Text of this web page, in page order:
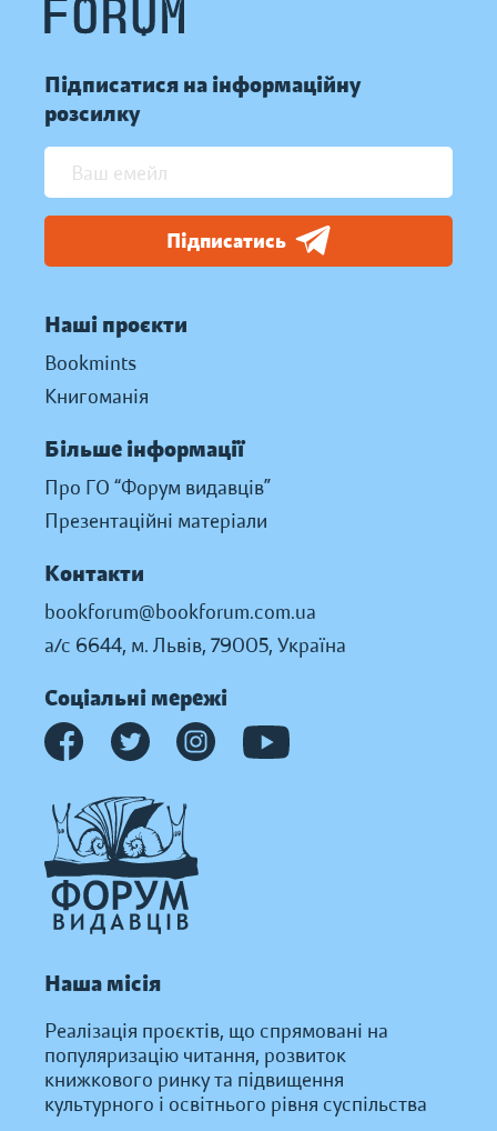
Підписатися на інформаційну
розсилку
Підписатись
Наші проєкти
Bookmints
Книгоманія
Більше інформації
Про ГО “Форум видавців”
Презентаційні матеріали
Контакти
bookforum@bookforum.com.ua
а/с 6644, м. Львів, 79005, Україна
Соціальні мережі
Наша місія
Реалізація проєктів, що спрямовані на
популяризацію читання, розвиток
книжкового ринку та підвищення
культурного і освітнього рівня суспільства